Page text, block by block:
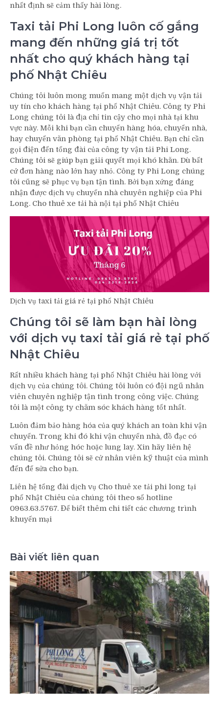
nhất định sẽ cảm thấy hài lòng.
Taxi tải Phi Long luôn cố gắng
mang đến những giá trị tốt
nhất cho quý khách hàng tại
phố Nhật Chiêu
Chúng tôi luôn mong muốn mang một dịch vụ vận tải
uy tín cho khách hàng tại phố Nhật Chiêu. Công ty Phi
Long chúng tôi là địa chỉ tin cậy cho mọi nhà tại khu
vực này. Mỗi khi bạn cần chuyển hàng hóa, chuyển nhà,
hay chuyển văn phòng tại phố Nhật Chiêu. Bạn chỉ cần
gọi điện đến tổng đài của công ty vận tải Phi Long.
Chúng tôi sẽ giúp bạn giải quyết mọi khó khăn. Dù bất
cứ đơn hàng nào lớn hay nhỏ. Công ty Phi Long chúng
tôi cũng sẽ phục vụ bạn tận tình. Bởi bạn xứng đáng
nhận được dịch vụ chuyển nhà chuyên nghiệp của Phi
Long. Cho thuê xe tải hà nội tại phố Nhật Chiêu
Dịch vụ taxi tải giá rẻ tại phố Nhật Chiêu
Chúng tôi sẽ làm bạn hài lòng
với dịch vụ taxi tải giá rẻ tại phố
Nhật Chiêu
Rất nhiều khách hàng tại phố Nhật Chiêu hài lòng với
dịch vụ của chúng tôi. Chúng tôi luôn có đội ngũ nhân
viên chuyên nghiệp tận tình trong công việc. Chúng
tôi là một công ty chăm sóc khách hàng tốt nhất.
Luôn đảm bảo hàng hóa của quý khách an toàn khi vận
chuyển. Trong khi đó khi vận chuyển nhà, đồ đạc có
vấn đề như hỏng hóc hoặc lung lay. Xin hãy liên hệ
chúng tôi. Chúng tôi sẽ cử nhân viên kỹ thuật của mình
đến để sửa cho bạn.
Liên hệ tổng đài dịch vụ Cho thuê xe tải phi long tại
phố Nhật Chiêu của chúng tôi theo số hotline
0963.63.5767. Để biết thêm chi tiết các chương trình
khuyến mại
Bài viết liên quan